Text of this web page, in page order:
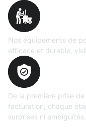
Nos équipements de
efficace et durable,
De la première prise
facturation, chaque
surprises ni ambiguïtés.